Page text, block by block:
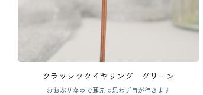
クラッシックイヤリング グリーン
おおぶりなので耳元に思わず目が行きます